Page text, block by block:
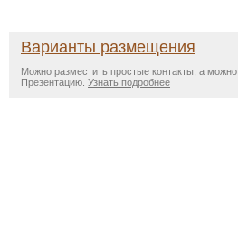
Варианты размещения
Можно разместить простые контакты, а можно
Презентацию. Узнать подробнее